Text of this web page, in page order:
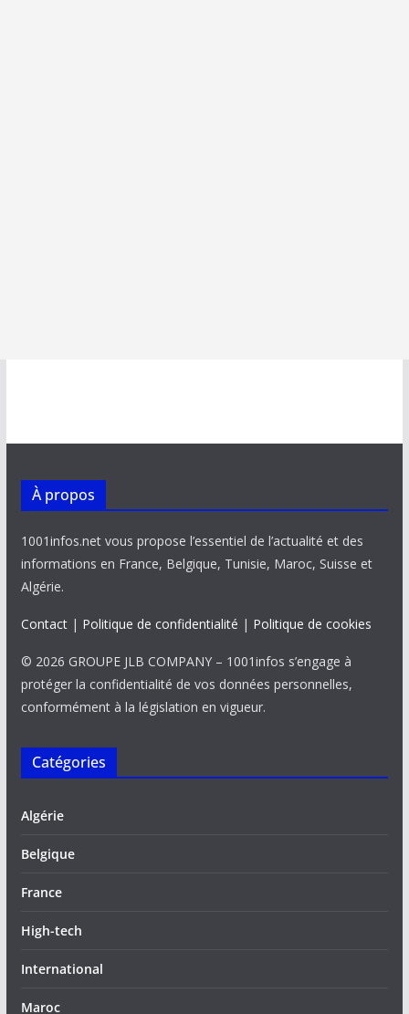
À propos
1001infos.net vous propose l’essentiel de l’actualité et des
informations en France, Belgique, Tunisie, Maroc, Suisse et
Algérie.
Contact| Politique de confidentialité | Politique de cookies
© 2026 GROUPE JLB COMPANY – 1001infos s’engage à
protéger la confidentialité de vos données personnelles,
conformément à la législation en vigueur.
Catégories
Algérie
Belgique
France
High-tech
International
Maroc